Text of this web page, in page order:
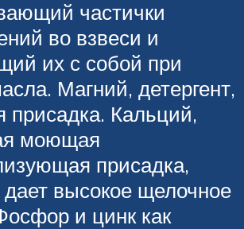
частички
во взвеси и
их с собой при
Магний, детергент,
Кальций,
моющая
присадка,
дает высокое щелочное
и цинк как